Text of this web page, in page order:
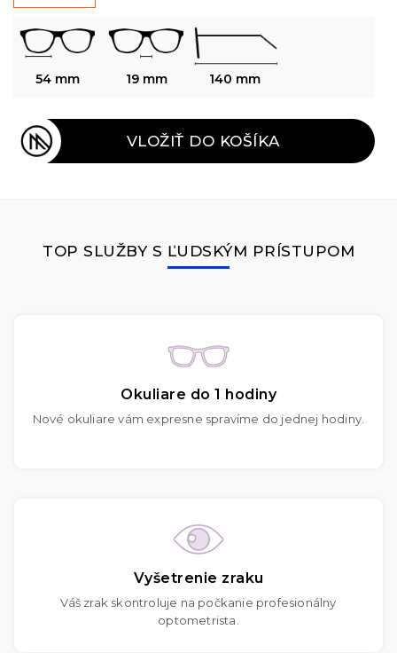
54 mm 19 mm 140 mm
VLOŽIŤ DO KOŠÍKA
TOP SLUŽBY S ĽUDSKÝM PRÍSTUPOM
Okuliare do 1 hodiny
Nové okuliare vám expresne spravíme do jednej hodiny.
Vyšetrenie zraku
Váš zrak skontroluje na počkanie profesionálny
optometrista.